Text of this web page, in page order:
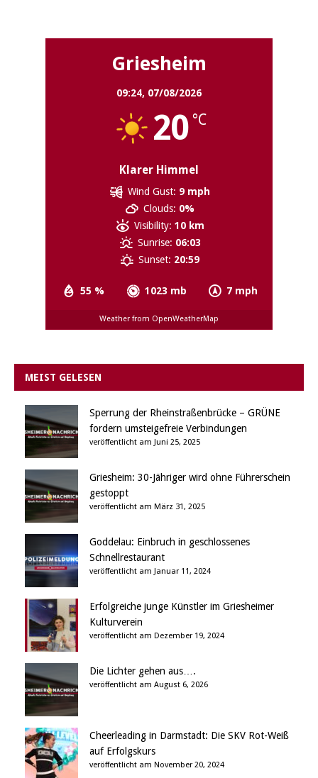
Griesheim
09:24, 07/08/2026
20 °C
Klarer Himmel
55 % 1023 mb 7 mph
Wind Gust: 9 mph
Clouds: 0%
Visibility: 10 km
Sunrise: 06:03
Sunset: 20:59
Weather from OpenWeatherMap
MEIST GELESEN
Sperrung der Rheinstraßenbrücke – GRÜNE
fordern umsteigefreie Verbindungen
veröffentlicht am Juni 25, 2025
Griesheim: 30-Jähriger wird ohne Führerschein
gestoppt
veröffentlicht am März 31, 2025
Goddelau: Einbruch in geschlossenes
Schnellrestaurant
veröffentlicht am Januar 11, 2024
Erfolgreiche junge Künstler im Griesheimer
Kulturverein
veröffentlicht am Dezember 19, 2024
Die Lichter gehen aus….
veröffentlicht am August 6, 2026
Cheerleading in Darmstadt: Die SKV Rot-Weiß
auf Erfolgskurs
veröffentlicht am November 20, 2024